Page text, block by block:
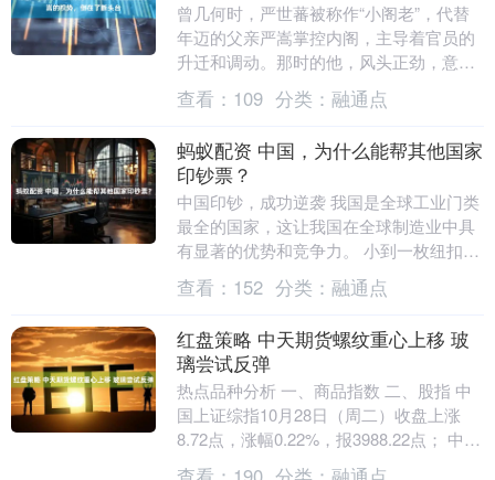
曾几何时，严世蕃被称作“小阁老”，代替
年迈的父亲严嵩掌控内阁，主导着官员的
升迁和调动。那时的他，风头正劲，意气
风发。然而，命运总是捉弄人，曾经高高
在上的严世蕃，....
查看： 109 分类： 融通点
蚂蚁配资 中国，为什么能帮其他国家
印钞票？
中国印钞，成功逆袭 我国是全球工业门类
最全的国家，这让我国在全球制造业中具
有显著的优势和竞争力。 小到一枚纽扣，
大到一列高铁，中国出口的商品越来越
多、技术含量越....
查看： 152 分类： 融通点
红盘策略 中天期货螺纹重心上移 玻
璃尝试反弹
热点品种分析 一、商品指数 二、股指 中
国上证综指10月28日（周二）收盘上涨
8.72点，涨幅0.22%，报3988.22点； 中国
深证成指10月28日（周二）....